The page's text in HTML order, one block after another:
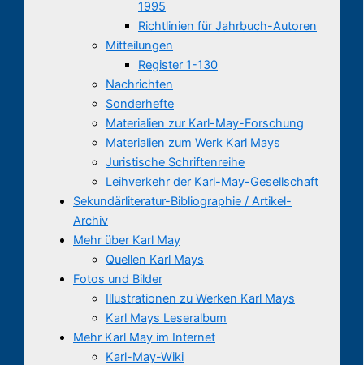
1995
Richtlinien für Jahrbuch-Autoren
Mitteilungen
Register 1-130
Nachrichten
Sonderhefte
Materialien zur Karl-May-Forschung
Materialien zum Werk Karl Mays
Juristische Schriftenreihe
Leihverkehr der Karl-May-Gesellschaft
Sekundärliteratur-Bibliographie / Artikel-
Archiv
Mehr über Karl May
Quellen Karl Mays
Fotos und Bilder
Illustrationen zu Werken Karl Mays
Karl Mays Leseralbum
Mehr Karl May im Internet
Karl-May-Wiki